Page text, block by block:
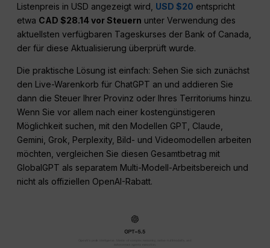
Listenpreis in USD angezeigt wird, USD $20 entspricht
etwa CAD $28.14 vor Steuern unter Verwendung des
aktuellsten verfügbaren Tageskurses der Bank of Canada,
der für diese Aktualisierung überprüft wurde.
Die praktische Lösung ist einfach: Sehen Sie sich zunächst
den Live-Warenkorb für ChatGPT an und addieren Sie
dann die Steuer Ihrer Provinz oder Ihres Territoriums hinzu.
Wenn Sie vor allem nach einer kostengünstigeren
Möglichkeit suchen, mit den Modellen GPT, Claude,
Gemini, Grok, Perplexity, Bild- und Videomodellen arbeiten
möchten, vergleichen Sie diesen Gesamtbetrag mit
GlobalGPT als separatem Multi-Modell-Arbeitsbereich und
nicht als offiziellen OpenAI-Rabatt.